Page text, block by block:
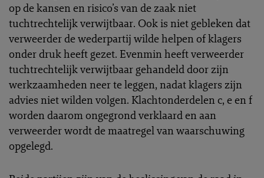
op de kansen en risico’s van de zaak niet
tuchtrechtelijk verwijtbaar. Ook is niet gebleken dat
verweerder de wederpartij wilde helpen of klagers
onder druk heeft gezet. Evenmin heeft verweerder
tuchtrechtelijk verwijtbaar gehandeld door zijn
werkzaamheden neer te leggen, nadat klagers zijn
advies niet wilden volgen. Klachtonderdelen c, e en f
worden daarom ongegrond verklaard en aan
verweerder wordt de maatregel van waarschuwing
opgelegd.